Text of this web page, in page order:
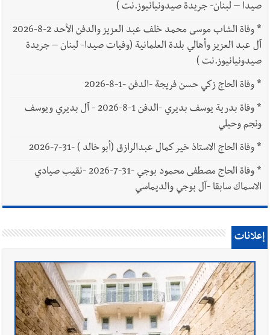
صيدا – لبنان- جريدة صيدونيانيوز.نت )
*
وفاة الشاب موسى محمد خلف عبد العزيز والدفن الأحد 2-8-2026
آل عبد العزيز وأهالي بلدة العلمانية (وفيات صيدا- لبنان – جريدة
صيدونيانيوز.نت )
*وفاة الحاج زكي حسن فريجة -الدفن -1-8-2026
*
وفاة بدرية يوسف بديري -الدفن 1-8-2026 - آل بديري ويوسف
ونجم وحبلي
*وفاة الحاج الاستاذ خير كمال عبدالرازق (أبو خالد ) -31-7-2026
*
وفاة الحاج مصطفى محمود بوجي -31-7-2026 -نقيب صيادي
الاسماك سابقا -آل بوجي والديماسي
إعلانات